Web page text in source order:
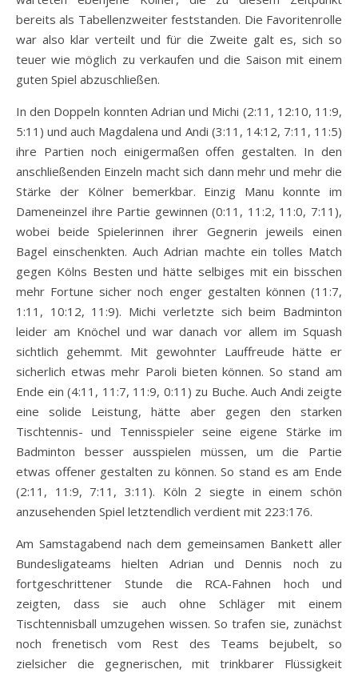
bereits als Tabellenzweiter feststanden. Die Favoritenrolle
war also klar verteilt und für die Zweite galt es, sich so
teuer wie möglich zu verkaufen und die Saison mit einem
guten Spiel abzuschließen.
In den Doppeln konnten Adrian und Michi (2:11, 12:10, 11:9,
5:11) und auch Magdalena und Andi (3:11, 14:12, 7:11, 11:5)
ihre Partien noch einigermaßen offen gestalten. In den
anschließenden Einzeln macht sich dann mehr und mehr die
Stärke der Kölner bemerkbar. Einzig Manu konnte im
Dameneinzel ihre Partie gewinnen (0:11, 11:2, 11:0, 7:11),
wobei beide Spielerinnen ihrer Gegnerin jeweils einen
Bagel einschenkten. Auch Adrian machte ein tolles Match
gegen Kölns Besten und hätte selbiges mit ein bisschen
mehr Fortune sicher noch enger gestalten können (11:7,
1:11, 10:12, 11:9). Michi verletzte sich beim Badminton
leider am Knöchel und war danach vor allem im Squash
sichtlich gehemmt. Mit gewohnter Lauffreude hätte er
sicherlich etwas mehr Paroli bieten können. So stand am
Ende ein (4:11, 11:7, 11:9, 0:11) zu Buche. Auch Andi zeigte
eine solide Leistung, hätte aber gegen den starken
Tischtennis- und Tennisspieler seine eigene Stärke im
Badminton besser ausspielen müssen, um die Partie
etwas offener gestalten zu können. So stand es am Ende
(2:11, 11:9, 7:11, 3:11). Köln 2 siegte in einem schön
anzusehenden Spiel letztendlich verdient mit 223:176.
Am Samstagabend nach dem gemeinsamen Bankett aller
Bundesligateams hielten Adrian und Dennis noch zu
fortgeschrittener Stunde die RCA-Fahnen hoch und
zeigten, dass sie auch ohne Schläger mit einem
Tischtennisball umzugehen wissen. So trafen sie, zunächst
noch frenetisch vom Rest des Teams bejubelt, so
zielsicher die gegnerischen, mit trinkbarer Flüssigkeit